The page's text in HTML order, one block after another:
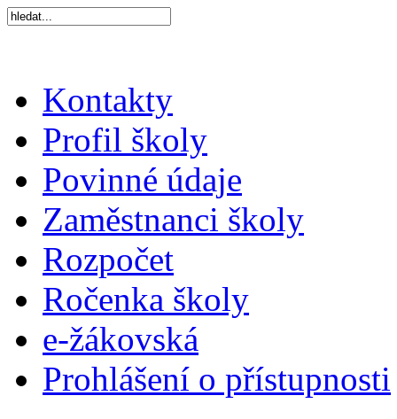
Kontakty
Profil školy
Povinné údaje
Zaměstnanci školy
Rozpočet
Ročenka školy
e-žákovská
Prohlášení o přístupnosti